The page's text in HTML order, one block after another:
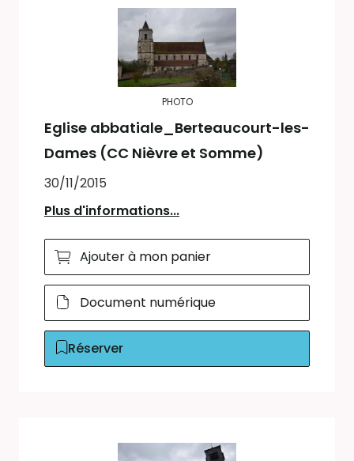
PHOTO
Eglise abbatiale_Berteaucourt-les-
Dames (CC Nièvre et Somme)
30/11/2015
Plus d'informations...
Ajouter à mon panier
Document numérique
Réserver